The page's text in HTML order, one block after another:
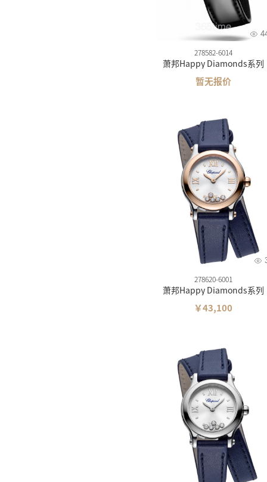
278582-6014
萧邦Happy Diamonds系列
暂无报价
278620-6001
萧邦Happy Diamonds系列
￥43,100